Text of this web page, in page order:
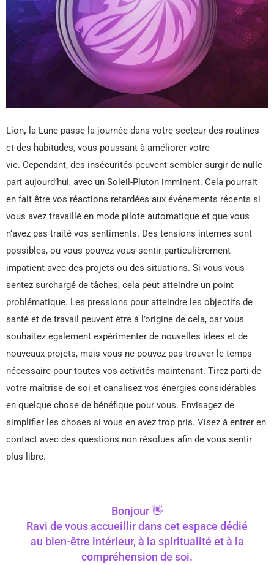
Lion, la Lune passe la journée dans votre secteur des routines
et des habitudes, vous poussant à améliorer votre
vie. Cependant, des insécurités peuvent sembler surgir de nulle
part aujourd’hui, avec un Soleil-Pluton imminent. Cela pourrait
en fait être vos réactions retardées aux événements récents si
vous avez travaillé en mode pilote automatique et que vous
n’avez pas traité vos sentiments. Des tensions internes sont
possibles, ou vous pouvez vous sentir particulièrement
impatient avec des projets ou des situations. Si vous vous
sentez surchargé de tâches, cela peut atteindre un point
problématique. Les pressions pour atteindre les objectifs de
santé et de travail peuvent être à l’origine de cela, car vous
souhaitez également expérimenter de nouvelles idées et de
nouveaux projets, mais vous ne pouvez pas trouver le temps
nécessaire pour toutes vos activités maintenant. Tirez parti de
votre maîtrise de soi et canalisez vos énergies considérables
en quelque chose de bénéfique pour vous. Envisagez de
simplifier les choses si vous en avez trop pris. Visez à entrer en
contact avec des questions non résolues afin de vous sentir
plus libre.
Bonjour 👋
Ravi de vous accueillir dans cet espace dédié
au bien-être intérieur, à la spiritualité et à la
compréhension de soi.